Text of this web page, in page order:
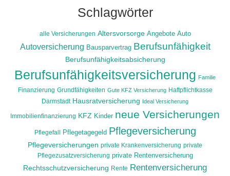
Schlagwörter
alle Versicherungen Altersvorsorge Angebote Auto
Autoversicherung Bausparvertrag Berufsunfähigkeit
Berufsunfähigkeitsabsicherung
Berufsunfähigkeitsversicherung Familie
Finanzierung Grundfähigkeiten Gute KFZ Versicherung Haftpflichtkasse
Darmstadt Hausratversicherung Ideal Versicherung
Immobilienfinanzierung KFZ Kinder neue Versicherungen
Pflegefall Pflegetagegeld Pflegeversicherung
Pflegeversicherungen private Krankenversicherung private
Pflegezusatzversicherung private Rentenversicherung
Rechtsschutzversicherung Rente Rentenversicherung